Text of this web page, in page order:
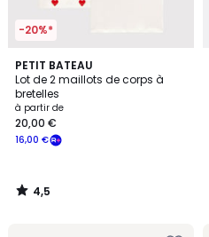
-20%*
PETIT BATEAU
Lot de 2 maillots de corps à
bretelles
à partir de
16,00 €
20,00 €
4,5
/ 5
4,5
/